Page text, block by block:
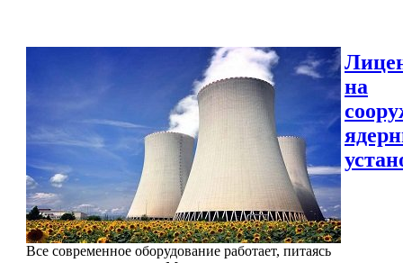
Все современное оборудование работает, питаясь
на